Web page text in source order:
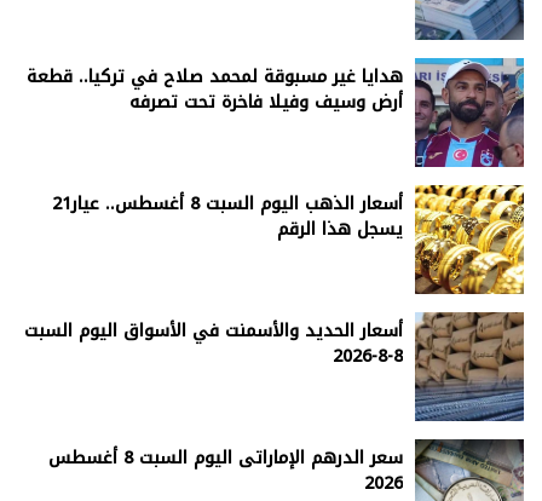
هدايا غير مسبوقة لمحمد صلاح في تركيا.. قطعة
أرض وسيف وفيلا فاخرة تحت تصرفه
أسعار الذهب اليوم السبت 8 أغسطس.. عيار21
يسجل هذا الرقم
أسعار الحديد والأسمنت في الأسواق اليوم السبت
8-8-2026
سعر الدرهم الإماراتى اليوم السبت 8 أغسطس
2026